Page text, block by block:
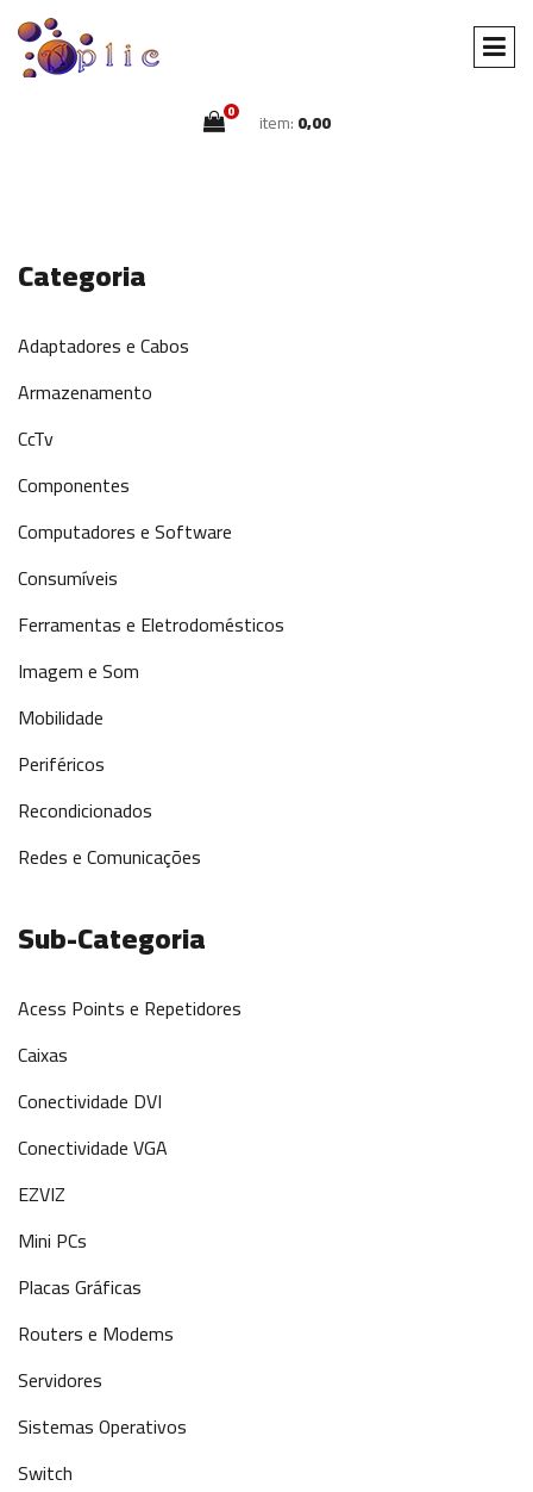
0 item:0,00
Categoria
Adaptadores e Cabos
Armazenamento
CcTv
Componentes
Computadores e Software
Consumíveis
Ferramentas e Eletrodomésticos
Imagem e Som
Mobilidade
Periféricos
Recondicionados
Redes e Comunicações
Sub-Categoria
Acess Points e Repetidores
Caixas
Conectividade DVI
Conectividade VGA
EZVIZ
Mini PCs
Placas Gráficas
Routers e Modems
Servidores
Sistemas Operativos
Switch